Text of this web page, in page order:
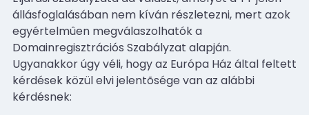
állásfoglalásában nem kíván részletezni, mert azok
egyértelmûen megválaszolhatók a
Domainregisztrációs Szabályzat alapján.
Ugyanakkor úgy véli, hogy az Európa Ház által feltett
kérdések közül elvi jelentõsége van az alábbi
kérdésnek: